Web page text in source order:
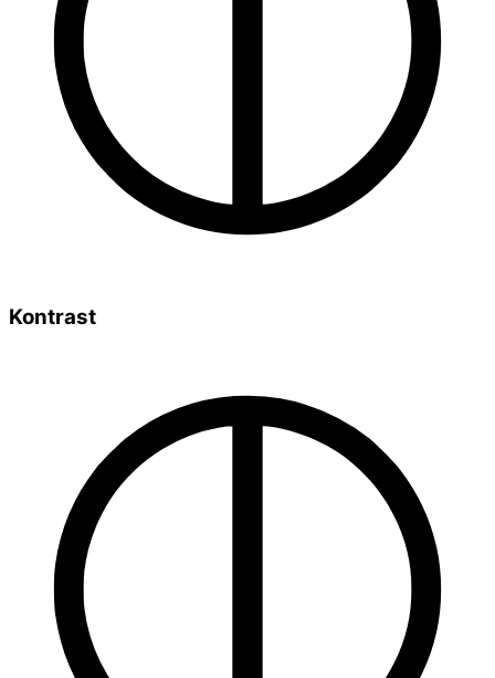
Kontrast